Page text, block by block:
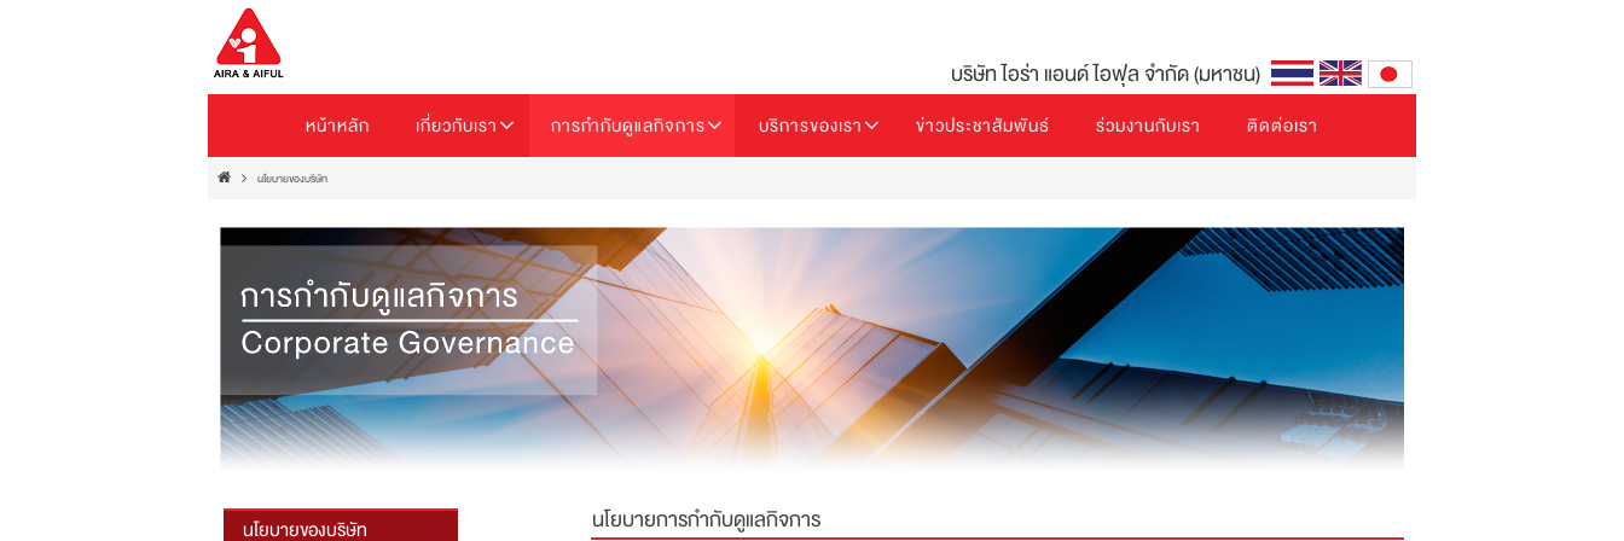
บริษัท ไอร่า แอนด์ ไอฟุล จำกัด (มหาชน)
หน้าหลัก เกี่ยวกับเรา การกำกับดูแลกิจการ บริการของเรา ข่าวประชาสัมพันธ์ ร่วมงานกับเรา ติดต่อเรา
นโยบายของบริษัท
นโยบายของบริษัท
นโยบายการกำกับดูแลกิจการ